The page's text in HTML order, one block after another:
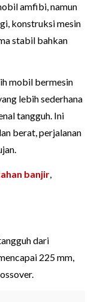
amfibi, namun
konstruksi mesin
stabil bahkan
mobil bermesin
lebih sederhana
tangguh. Ini
berat, perjalanan
banjir,
dari
225 mm,